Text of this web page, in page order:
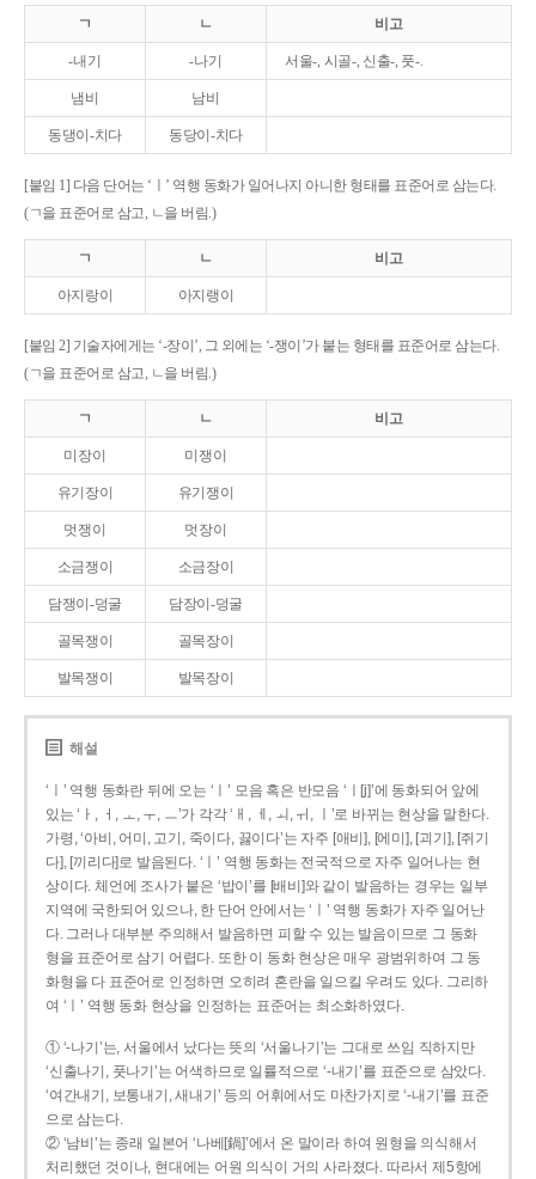
ㄱ ㄴ 비고
-내기 -나기 서울-, 시골-, 신출-, 풋-.
냄비 남비
동댕이-치다 동당이-치다
[붙임 1] 다음 단어는 ‘ㅣ’ 역행 동화가 일어나지 아니한 형태를 표준어로 삼는다.
(ㄱ을 표준어로 삼고, ㄴ을 버림.)
ㄱ ㄴ 비고
아지랑이 아지랭이
[붙임 2] 기술자에게는 ‘-장이’, 그 외에는 ‘-쟁이’가 붙는 형태를 표준어로 삼는다.
(ㄱ을 표준어로 삼고, ㄴ을 버림.)
ㄱ ㄴ 비고
미장이 미쟁이
유기장이 유기쟁이
멋쟁이 멋장이
소금쟁이 소금장이
담쟁이-덩굴 담장이-덩굴
골목쟁이 골목장이
발목쟁이 발목장이
해설
‘ㅣ’ 역행 동화란 뒤에 오는 ‘ㅣ’ 모음 혹은 반모음 ‘ㅣ[j]’에 동화되어 앞에
있는 ‘ㅏ, ㅓ, ㅗ, ㅜ, ㅡ’가 각각 ‘ㅐ, ㅔ, ㅚ, ㅟ, ㅣ’로 바뀌는 현상을 말한다.
가령, ‘아비, 어미, 고기, 죽이다, 끓이다’는 자주 [애비], [에미], [괴기], [쥐기
다], [끼리다]로 발음된다. ‘ㅣ’ 역행 동화는 전국적으로 자주 일어나는 현
상이다. 체언에 조사가 붙은 ‘밥이’를 [배비]와 같이 발음하는 경우는 일부
지역에 국한되어 있으나, 한 단어 안에서는 ‘ㅣ’ 역행 동화가 자주 일어난
다. 그러나 대부분 주의해서 발음하면 피할 수 있는 발음이므로 그 동화
형을 표준어로 삼기 어렵다. 또한 이 동화 현상은 매우 광범위하여 그 동
화형을 다 표준어로 인정하면 오히려 혼란을 일으킬 우려도 있다. 그리하
여 ‘ㅣ’ 역행 동화 현상을 인정하는 표준어는 최소화하였다.
① ‘-나기’는, 서울에서 났다는 뜻의 ‘서울나기’는 그대로 쓰임 직하지만
‘신출나기, 풋나기’는 어색하므로 일률적으로 ‘-내기’를 표준으로 삼았다.
‘여간내기, 보통내기, 새내기’ 등의 어휘에서도 마찬가지로 ‘-내기’를 표준
으로 삼는다.
② ‘남비’는 종래 일본어 ‘나베[鍋]’에서 온 말이라 하여 원형을 의식해서
처리했던 것이나, 현대에는 어원 의식이 거의 사라졌다. 따라서 제5항에